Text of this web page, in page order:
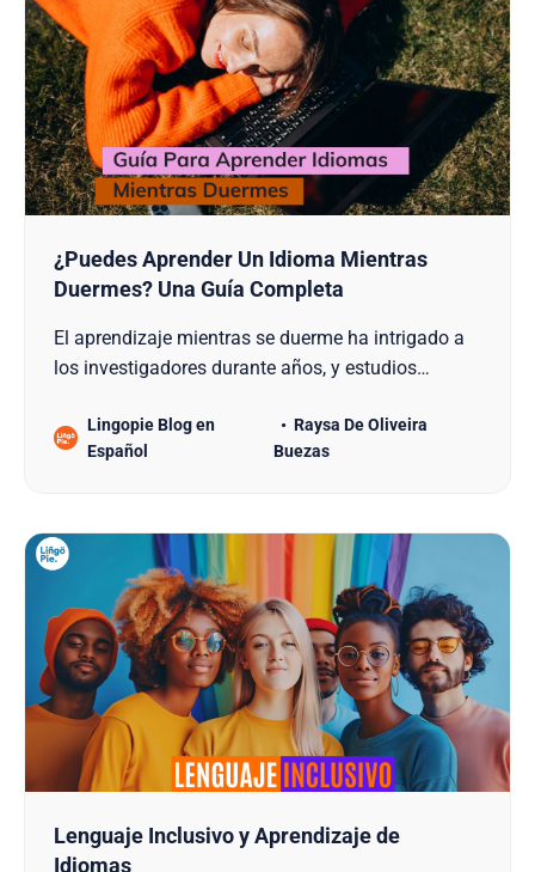
¿Puedes Aprender Un Idioma Mientras
Duermes? Una Guía Completa
El aprendizaje mientras se duerme ha intrigado a
los investigadores durante años, y estudios
permitirnos aprender un nuevo idioma. Tabla De
Contenido 1. Resumen Breve 2. La Ciencia Detrás
Lingopie Blog en
Español
Raysa De Oliveira
Buezas
Lenguaje Inclusivo y Aprendizaje de
Idiomas